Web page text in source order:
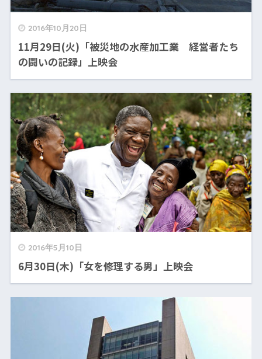
2016年10月20日
11月29日(火)「被災地の水産加工業 経営者たち
の闘いの記録」上映会
2016年5月10日
6月30日(木)「女を修理する男」上映会